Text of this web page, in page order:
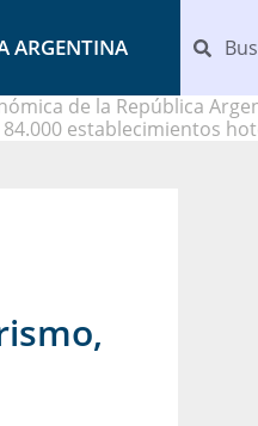
ARGENTINA
de la República
establecimientos